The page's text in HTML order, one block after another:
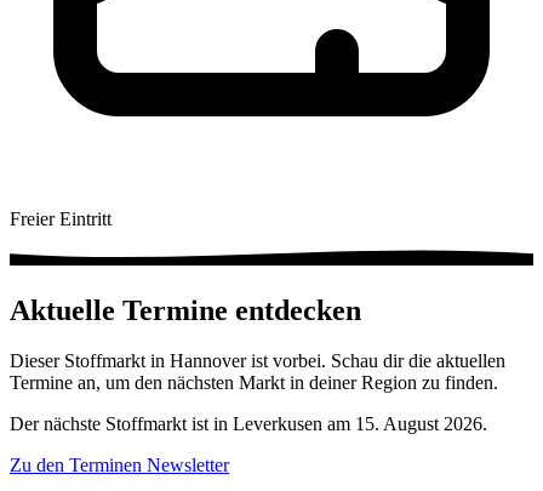
Freier Eintritt
Aktuelle Termine entdecken
Dieser Stoffmarkt in Hannover ist vorbei. Schau dir die aktuellen
Termine an, um den nächsten Markt in deiner Region zu finden.
Der nächste Stoffmarkt ist in Leverkusen am 15. August 2026.
Zu den Terminen Newsletter